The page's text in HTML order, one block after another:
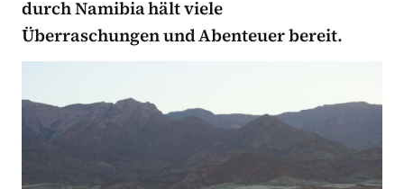
durch Namibia hält viele
Überraschungen und Abenteuer bereit.